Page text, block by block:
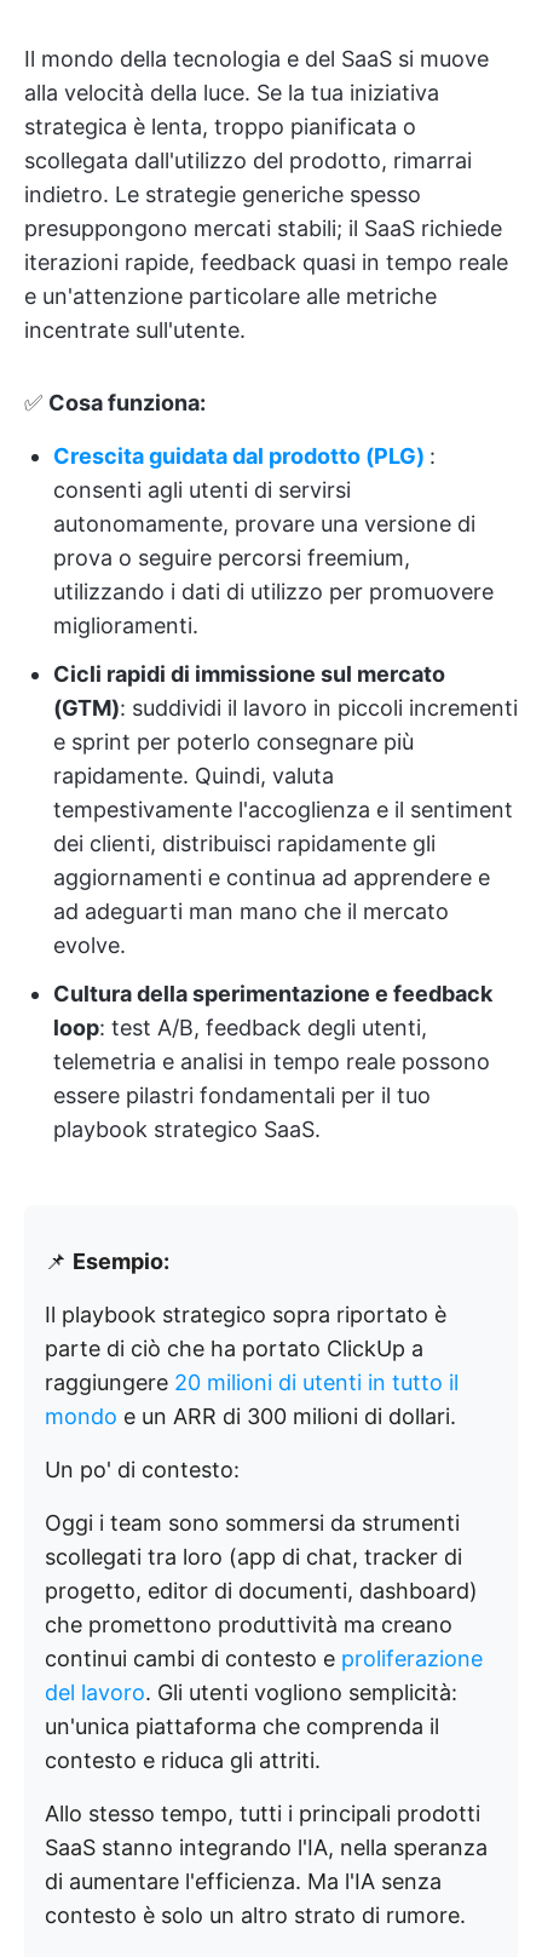
Il mondo della tecnologia e del SaaS si muove
alla velocità della luce. Se la tua iniziativa
strategica è lenta, troppo pianificata o
scollegata dall'utilizzo del prodotto, rimarrai
indietro. Le strategie generiche spesso
presuppongono mercati stabili; il SaaS richiede
iterazioni rapide, feedback quasi in tempo reale
e un'attenzione particolare alle metriche
incentrate sull'utente.
✅ Cosa funziona:
Crescita guidata dal prodotto (PLG) :
consenti agli utenti di servirsi
autonomamente, provare una versione di
prova o seguire percorsi freemium,
utilizzando i dati di utilizzo per promuovere
miglioramenti.
Cicli rapidi di immissione sul mercato
(GTM): suddividi il lavoro in piccoli incrementi
e sprint per poterlo consegnare più
rapidamente. Quindi, valuta
tempestivamente l'accoglienza e il sentiment
dei clienti, distribuisci rapidamente gli
aggiornamenti e continua ad apprendere e
ad adeguarti man mano che il mercato
evolve.
Cultura della sperimentazione e feedback
loop: test A/B, feedback degli utenti,
telemetria e analisi in tempo reale possono
essere pilastri fondamentali per il tuo
playbook strategico SaaS.
📌 Esempio:
Il playbook strategico sopra riportato è
parte di ciò che ha portato ClickUp a
raggiungere 20 milioni di utenti in tutto il
mondo e un ARR di 300 milioni di dollari.
Un po' di contesto:
Oggi i team sono sommersi da strumenti
scollegati tra loro (app di chat, tracker di
progetto, editor di documenti, dashboard)
che promettono produttività ma creano
continui cambi di contesto e proliferazione
del lavoro. Gli utenti vogliono semplicità:
un'unica piattaforma che comprenda il
contesto e riduca gli attriti.
Allo stesso tempo, tutti i principali prodotti
SaaS stanno integrando l'IA, nella speranza
di aumentare l'efficienza. Ma l'IA senza
contesto è solo un altro strato di rumore.